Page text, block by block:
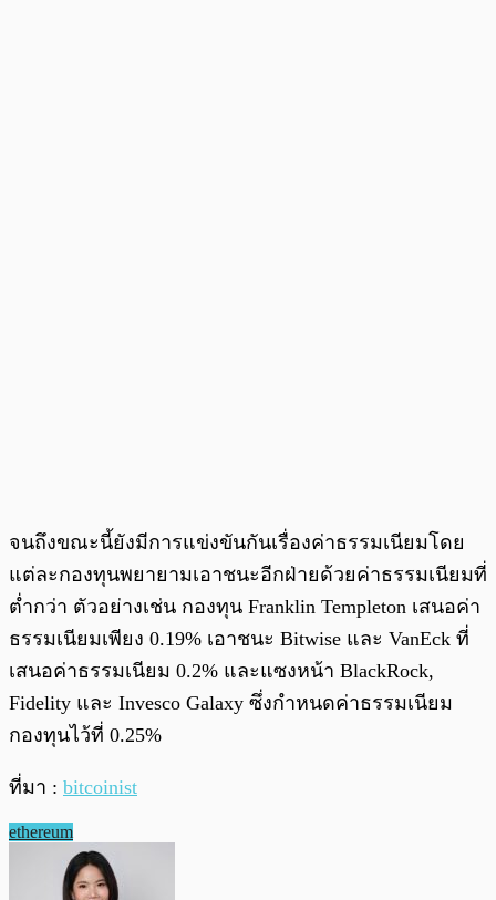
จนถึงขณะนี้ยังมีการแข่งขันกันเรื่องค่าธรรมเนียมโดย
แต่ละกองทุนพยายามเอาชนะอีกฝ่ายด้วยค่าธรรมเนียมที่
ต่ำกว่า ตัวอย่างเช่น กองทุน Franklin Templeton เสนอค่า
ธรรมเนียมเพียง 0.19% เอาชนะ Bitwise และ VanEck ที่
เสนอค่าธรรมเนียม 0.2% และแซงหน้า BlackRock,
Fidelity และ Invesco Galaxy ซึ่งกำหนดค่าธรรมเนียม
กองทุนไว้ที่ 0.25%
ที่มา : bitcoinist
ethereum